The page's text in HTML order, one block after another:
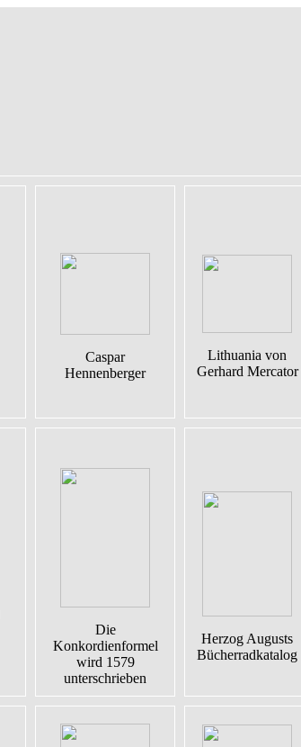
Caspar
Hennenberger
Lithuania von
Gerhard Mercator
Die
Konkordienformel
wird 1579
unterschrieben
Herzog Augusts
Bücherradkatalog